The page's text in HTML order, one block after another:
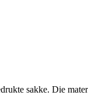
sakke. Die